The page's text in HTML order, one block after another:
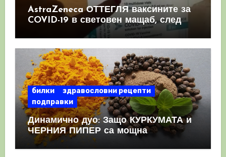
AstraZeneca ОТТЕГЛЯ ваксините за
COVID-19 в световен мащаб, след
като призна, че те причиняват
билки
здравословни рецепти
подправки
Динамично дуо: Защо КУРКУМАТА и
ЧЕРНИЯ ПИПЕР са мощна
комбинация